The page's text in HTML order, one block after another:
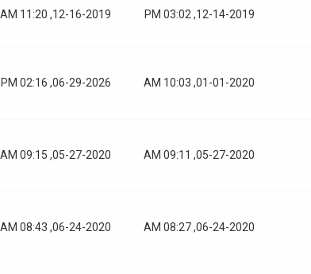
12-14-2019, 03:02 PM
12-16-2019, 11:20 AM
01-01-2020, 10:03 AM
06-29-2026, 02:16 PM
05-27-2020, 09:11 AM
05-27-2020, 09:15 AM
06-24-2020, 08:27 AM
06-24-2020, 08:43 AM